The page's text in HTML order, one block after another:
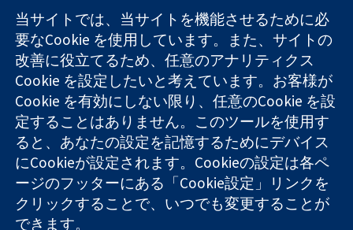
信頼できるエビ
デンスと
情報に基づく意
思決定により
健康のさらなる
向上へ
11-13 Cavendish
Square
London
W1G 0AN
United Kingdom
お問い合わせ
ニュース
広報
コクランにつ
いて
採用
Cochrane
Library
コクラン・コラボレーションは、イングランド及びウェールズ
に登録された慈善団体（登録番号 1045921）および保証有限責
任会社（登録番号 03044323）です。付加価値税登録番号 GB
当サイトでは、当サイトを機能させるために必
要なCookie を使用しています。また、サイトの
改善に役立てるため、任意のアナリティクス
Cookie を設定したいと考えています。お客様が
Cookie を有効にしない限り、任意のCookie を設
定することはありません。このツールを使用す
ると、あなたの設定を記憶するためにデバイス
にCookieが設定されます。Cookieの設定は各ペ
ージのフッターにある「Cookie設定」リンクを
クリックすることで、いつでも変更することが
できます。